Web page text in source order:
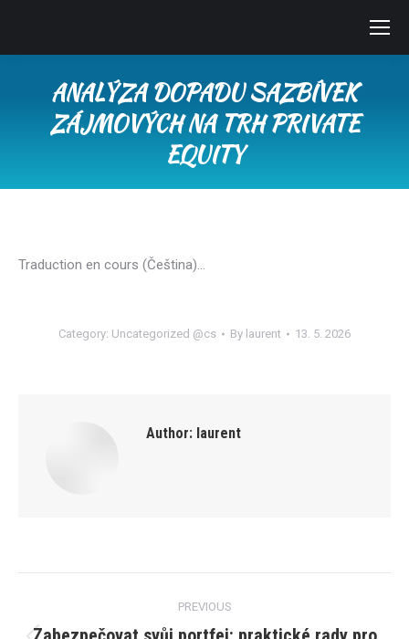
ANALÝZA DOPADU SAZBÍVEK
ZÁJMOVÝCH NA TRH PRIVATE
EQUITY
Traduction en cours (Čeština)…
Category: Uncategorized @cs By laurent 13. 5. 2026
Author: laurent
PREVIOUS